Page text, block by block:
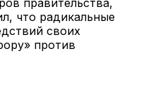
что радикальные
своих
против